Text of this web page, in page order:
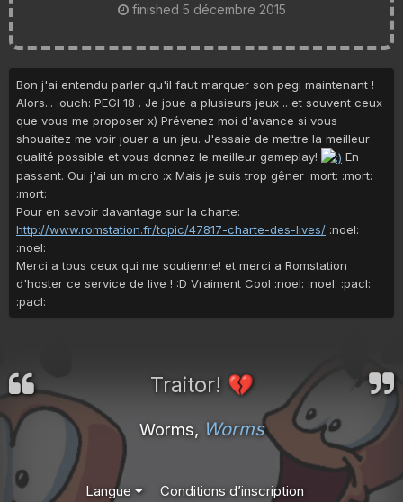
finished 5 décembre 2015
Bon j'ai entendu parler qu'il faut marquer son pegi maintenant !
Alors... :ouch: PEGI 18 . Je joue a plusieurs jeux .. et souvent ceux
que vous me proposer x) Prévenez moi d'avance si vous
shouaitez me voir jouer a un jeu. J'essaie de mettre la meilleur
qualité possible et vous donnez le meilleur gameplay!
En
passant. Oui j'ai un micro :x Mais je suis trop gêner :mort: :mort:
:mort:
Pour en savoir davantage sur la charte:
http://www.romstation.fr/topic/47817-charte-des-lives/ :noel:
:noel:
Merci a tous ceux qui me soutienne! et merci a Romstation
d'hoster ce service de live ! :D Vraiment Cool :noel: :noel: :pacl:
:pacl:
Traitor! 💔
Worms, Worms
Langue
Conditions d’inscription